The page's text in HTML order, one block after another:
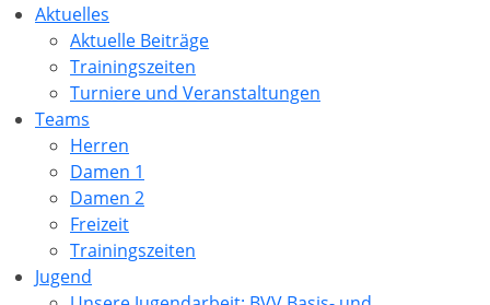
Aktuelles
Aktuelle Beiträge
Trainingszeiten
Turniere und Veranstaltungen
Teams
Herren
Damen 1
Damen 2
Freizeit
Trainingszeiten
Jugend